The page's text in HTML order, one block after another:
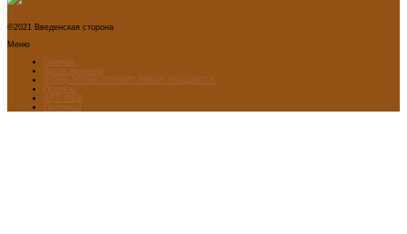
©2021 Введенская сторона
Меню
Главная
Архив журнала
ФОНД-АРХИВ ЛУЧШИХ РАБОТ УЧАЩИХСЯ
Проекты
ART WEB
Партнеры